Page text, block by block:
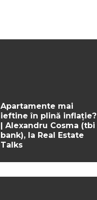
Apartamente mai
ieftine în plină inflație?
| Alexandru Cosma (tbi
bank), la Real Estate
Talks